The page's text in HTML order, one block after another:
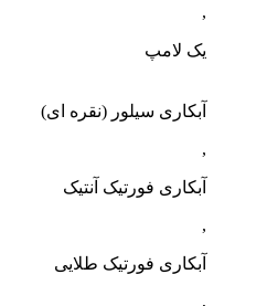
,
یک لامپ
آبکاری سیلور (نقره ای)
,
آبکاری فورتیک آنتیک
,
آبکاری فورتیک طلایی
,